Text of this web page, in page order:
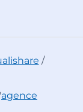
/
agence